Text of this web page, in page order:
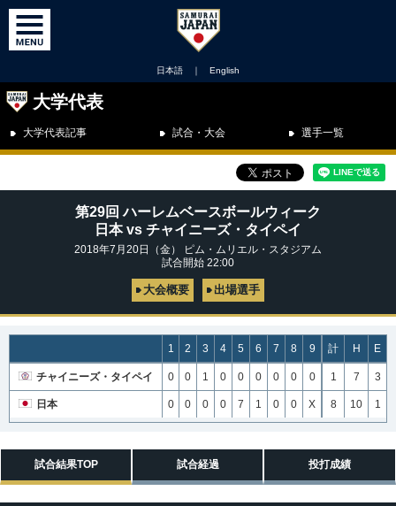
日本語 ｜ English
大学代表
大学代表記事 試合・大会 選手一覧
第29回 ハーレムベースボールウィーク
日本 vs チャイニーズ・タイペイ
2018年7月20日（金） ピム・ムリエル・スタジアム
試合開始 22:00
大会概要 出場選手
1 2 3 4 5 6 7 8 9 計 H E
チャイニーズ・タイペイ 0 0 1 0 0 0 0 0 0 1 7 3
日本 0 0 0 0 7 1 0 0 X 8 10 1
試合結果TOP 試合経過 投打成績